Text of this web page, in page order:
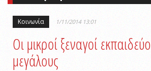
Κοινωνία 1/11/2014 13:01
Οι μικροί ξεναγοί
μεγάλους